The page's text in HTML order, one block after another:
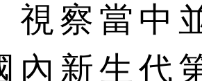
視察當中
內新生代